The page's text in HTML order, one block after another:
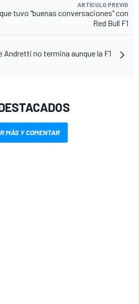
ARTÍCULO PREVIO
tuvo "buenas conversaciones" con
Red Bull F1
Andretti no termina aunque la F1
MÁS Y COMENTAR